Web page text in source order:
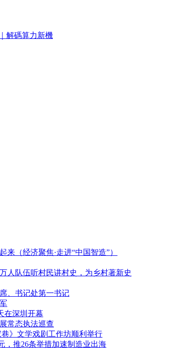
解碼算力新機
（经济聚焦·走进“中国智造”）
人队伍听村民讲村史，为乡村著新史
、书记处第一书记
在深圳开幕
常态执法巡查
》文学戏剧工作坊顺利举行
，推26条举措加速制造业出海